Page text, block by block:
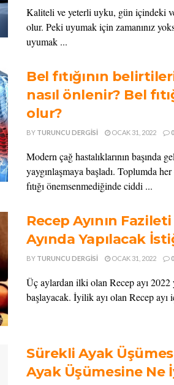
Kaliteli ve yeterli uyku, gün içindeki
olur. Peki uyumak için zamanınız
uyumak ...
Bel fıtığının
nasıl önlenir? Bel
olur?
BY TURUNCU DERGISI OCAK 31, 2022 0
Modern çağ hastalıklarının başında
yaygınlaşmaya başladı. Toplumda
fıtığı önemsenmediğinde ciddi ...
Recep Ayının
Ayında Yapılacak
BY TURUNCU DERGISI OCAK 31, 2022 0
Üç aylardan ilki olan Recep ayı 2022
başlayacak. İyilik ayı olan Recep ayı
Sürekli Ayak
Ayak Üşümesine Ne